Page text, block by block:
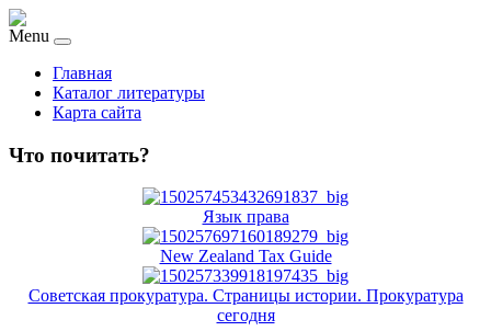
Menu
Главная
Каталог литературы
Карта сайта
Что почитать?
Язык права
New Zealand Tax Guide
Советская прокуратура. Страницы истории. Прокуратура
сегодня